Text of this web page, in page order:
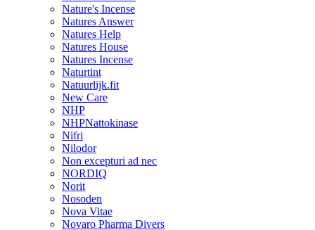
Nature's Incense
Natures Answer
Natures Help
Natures House
Natures Incense
Naturtint
Natuurlijk.fit
New Care
NHP
NHPNattokinase
Nifri
Nilodor
Non excepturi ad nec
NORDIQ
Norit
Nosoden
Nova Vitae
Novaro Pharma Divers